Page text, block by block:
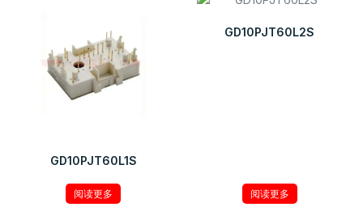
GD10PJT60L1S
阅读更多
GD10PJT60L2S
阅读更多